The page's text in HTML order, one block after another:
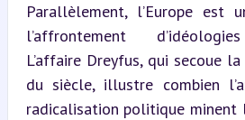
Parallèlement, l’Europe
l’affrontement
L’affaire Dreyfus, qui secoue
du siècle, illustre combien
radicalisation politique minent